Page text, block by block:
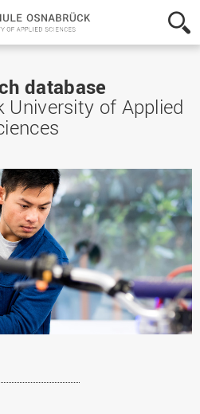
Hochschule
Osnabrück
-
Sciences
database
University of Applied